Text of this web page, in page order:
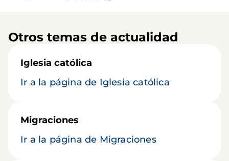
Otros temas de actualidad
Iglesia católica
Ir a la página de Iglesia católica
Migraciones
Ir a la página de Migraciones